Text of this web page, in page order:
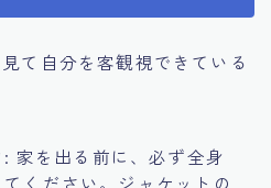
て自分を客観視できている
: 家を出る前に、必ず全身
ください。ジャケットの